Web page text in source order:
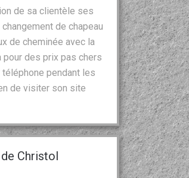
de sa clientèle ses
de chapeau
de cheminée avec la
des prix pas chers
pendant les
de visiter son site
Christol